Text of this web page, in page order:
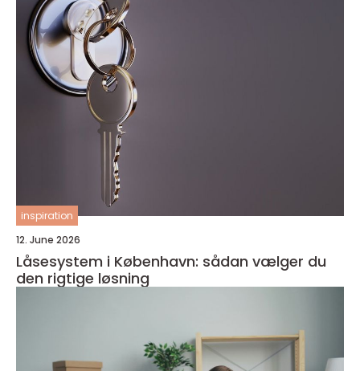
inspiration
12. June 2026
Låsesystem i København: sådan vælger du
den rigtige løsning